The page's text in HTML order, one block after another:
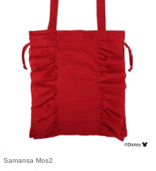
Samansa Mos2